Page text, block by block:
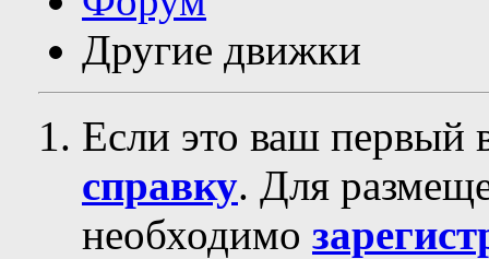
Другие движки
Если это ваш первый
справку. Для
необходимо